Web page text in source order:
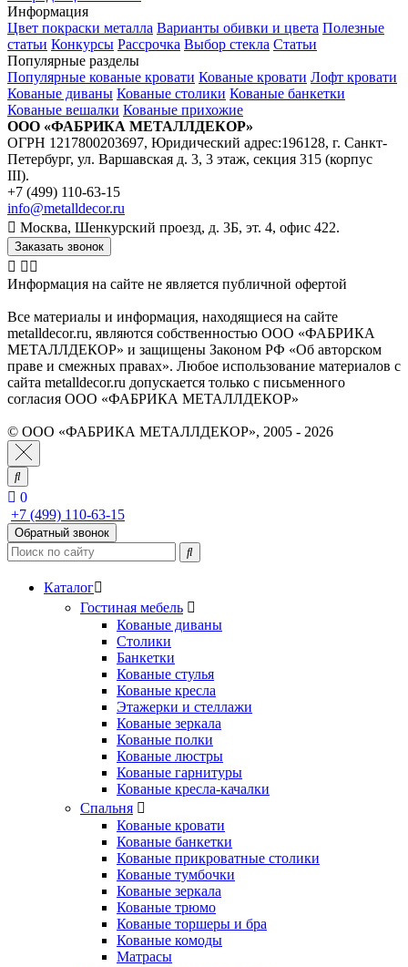
Информация
Цвет покраски металла Варианты обивки и цвета Полезные
статьи Конкурсы Рассрочка Выбор стекла Статьи
Популярные разделы
Популярные кованые кровати Кованые кровати Лофт кровати
Кованые диваны Кованые столики Кованые банкетки
Кованые вешалки Кованые прихожие
ООО «ФАБРИКА МЕТАЛЛДЕКОР»
ОГРН 1217800203697, Юридический адрес:196128, г. Санкт-
Петербург, ул. Варшавская д. 3, 3 этаж, секция 315 (корпус
III).
+7 (499) 110-63-15
info@metalldecor.ru
Москва, Шенкурский проезд, д. 3Б, эт. 4, офис 422.
Заказать звонок
Информация на сайте не является публичной офертой
Все материалы и информация, находящиеся на сайте
metalldecor.ru, являются собственностью ООО «ФАБРИКА
МЕТАЛЛДЕКОР» и защищены Законом РФ «Об авторском
праве и смежных правах». Любое использование материалов с
сайта metalldecor.ru допускается только с письменного
согласия ООО «ФАБРИКА МЕТАЛЛДЕКОР»
© ООО «ФАБРИКА МЕТАЛЛДЕКОР», 2005 - 2026
0
+7 (499) 110-63-15
Обратный звонок
Каталог
Гостиная мебель
Кованые диваны
Столики
Банкетки
Кованые стулья
Кованые кресла
Этажерки и стеллажи
Кованые зеркала
Кованые полки
Кованые люстры
Кованые гарнитуры
Кованые кресла-качалки
Спальня
Кованые кровати
Кованые банкетки
Кованые прикроватные столики
Кованые тумбочки
Кованые зеркала
Кованые трюмо
Кованые торшеры и бра
Кованые комоды
Матрасы